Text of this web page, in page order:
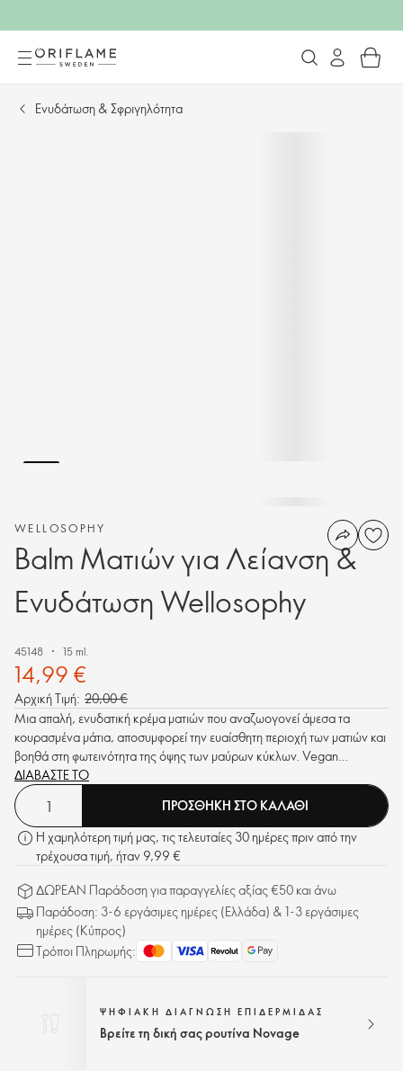
Ενυδάτωση & Σφριγηλότητα
WELLOSOPHY
Balm Ματιών για Λείανση &
Ενυδάτωση Wellosophy
45148 15 ml.
14,99 €
Αρχική Τιμή: 20,00 €
Μια απαλή, ενυδατική κρέμα ματιών που αναζωογονεί άμεσα τα
κουρασμένα μάτια, αποσυμφορεί την ευαίσθητη περιοχή των ματιών και
βοηθά στη φωτεινότητα της όψης των μαύρων κύκλων. Vegan
περιποίηση επιδερμίδας με προστατευτικό προσαρμογόνο Panax
Ginseng, καθώς και Νιασιναμίδη.
ΔΙΑΒΑΣΤΕ ΤΟ
ΠΡΟΣΘΗΚΗ ΣΤΟ ΚΑΛΑΘΙ
Η χαμηλότερη τιμή μας, τις τελευταίες 30 ημέρες πριν από την
τρέχουσα τιμή, ήταν 9,99 €
ΔΩΡΕΑΝ Παράδοση για παραγγελίες αξίας €50 και άνω
Παράδοση: 3-6 εργάσιμες ημέρες (Ελλάδα) & 1-3 εργάσιμες
ημέρες (Κύπρος)
Τρόποι Πληρωμής:
ΨΗΦΙΑΚΗ ΔΙΑΓΝΩΣΗ ΕΠΙΔΕΡΜΙΔΑΣ
Βρείτε τη δική σας ρουτίνα Novage